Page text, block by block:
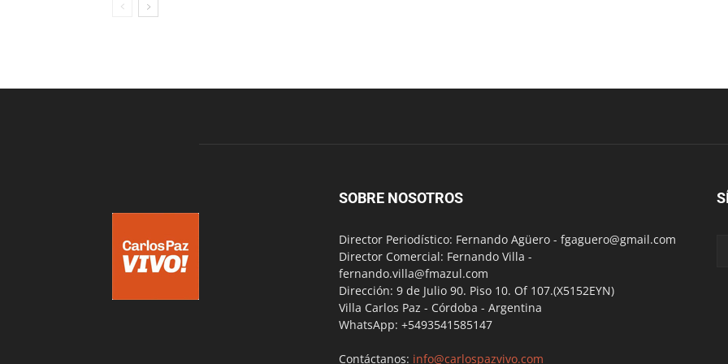
SOBRE NOSOTROS
Director Periodístico: Fernando Agüero - fgaguero@gmail.com
Director Comercial: Fernando Villa -
fernando.villa@fmazul.com
Dirección: 9 de Julio 90. Piso 10. Of 107.(X5152EYN)
Villa Carlos Paz - Córdoba - Argentina
WhatsApp: +5493541585147
Contáctanos: info@carlospazvivo.com